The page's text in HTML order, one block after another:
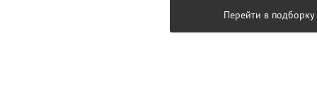
Перейти в подборку